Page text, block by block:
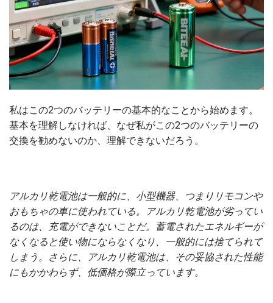
私はこの2つのバッテリーの基本的なことから始めます。
基本を理解しなければ、なぜ私がこの2つのバッテリーの
交換を勧めないのか、理解できないだろう。
アルカリ乾電池は一般的に、小型機器、つまりリモコンや
おもちゃの車に使われている。アルカリ乾電池が劣ってい
るのは、充電ができないことだ。蓄電されたエネルギーが
なくなると使い物にならなくなり、一般的には捨てられて
しまう。さらに、アルカリ乾電池は、その妥協された性能
にもかかわらず、低価格が際立っています。